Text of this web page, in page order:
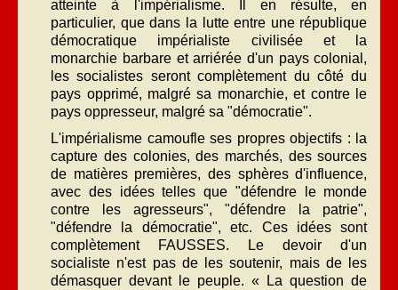
atteinte à l'impérialisme. Il en résulte, en
particulier, que dans la lutte entre une république
démocratique impérialiste civilisée et la
monarchie barbare et arriérée d'un pays colonial,
les socialistes seront complètement du côté du
pays opprimé, malgré sa monarchie, et contre le
pays oppresseur, malgré sa "démocratie".
L'impérialisme camoufle ses propres objectifs : la
capture des colonies, des marchés, des sources
de matières premières, des sphères d'influence,
avec des idées telles que "défendre le monde
contre les agresseurs", "défendre la patrie",
"défendre la démocratie", etc. Ces idées sont
complètement FAUSSES. Le devoir d'un
socialiste n'est pas de les soutenir, mais de les
démasquer devant le peuple. « La question de